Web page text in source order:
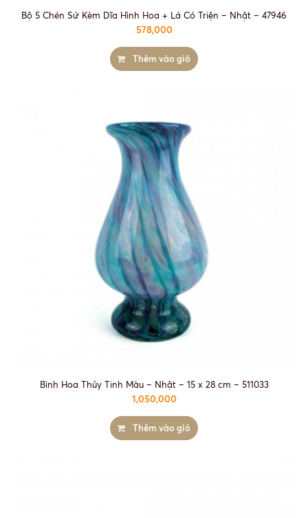
Bộ 5 Chén Sứ Kèm Dĩa Hình Hoa + Lá Có Triện – Nhật – 47946
578,000
Thêm vào giỏ
Bình Hoa Thủy Tinh Màu – Nhật – 15 x 28 cm – 511033
1,050,000
Thêm vào giỏ